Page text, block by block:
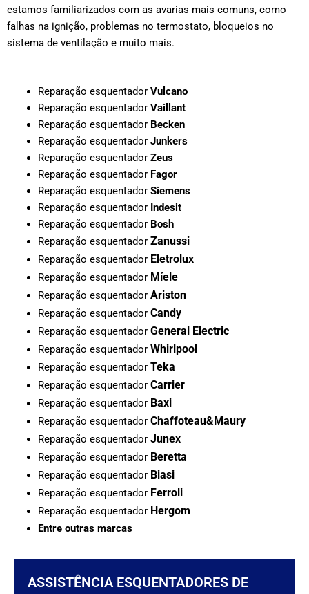
estamos familiarizados com as avarias mais comuns, como
falhas na ignição, problemas no termostato, bloqueios no
sistema de ventilação e muito mais.
Reparação esquentador Vulcano
Reparação esquentador Vaillant
Reparação esquentador Becken
Reparação esquentador Junkers
Reparação esquentador Zeus
Reparação esquentador Fagor
Reparação esquentador Siemens
Reparação esquentador Indesit
Reparação esquentador Bosh
Reparação esquentador Zanussi
Reparação esquentador Eletrolux
Reparação esquentador Míele
Reparação esquentador Ariston
Reparação esquentador Candy
Reparação esquentador General Electric
Reparação esquentador Whirlpool
Reparação esquentador Teka
Reparação esquentador Carrier
Reparação esquentador Baxi
Reparação esquentador Chaffoteau&Maury
Reparação esquentador Junex
Reparação esquentador Beretta
Reparação esquentador Biasi
Reparação esquentador Ferroli
Reparação esquentador Hergom
Entre outras marcas
ASSISTÊNCIA ESQUENTADORES DE